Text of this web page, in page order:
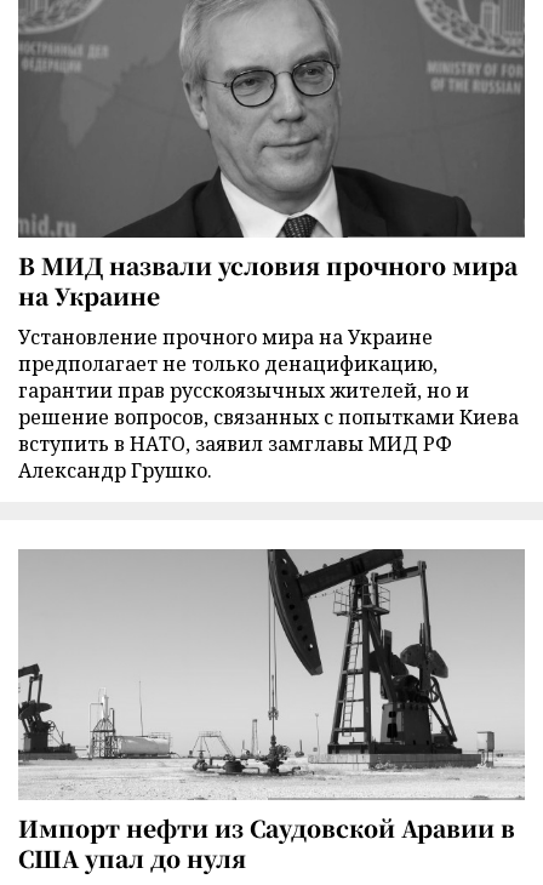
В МИД назвали условия прочного мира
на Украине
Установление прочного мира на Украине
предполагает не только денацификацию,
гарантии прав русскоязычных жителей, но и
решение вопросов, связанных с попытками Киева
вступить в НАТО, заявил замглавы МИД РФ
Александр Грушко.
Импорт нефти из Саудовской Аравии в
США упал до нуля